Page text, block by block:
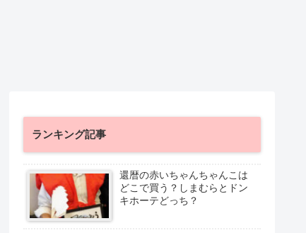
ランキング記事
還暦の赤いちゃんちゃんこは
どこで買う？しまむらとドン
キホーテどっち？